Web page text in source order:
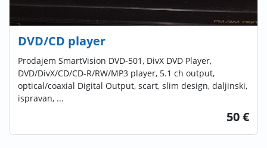
DVD/CD player
Prodajem SmartVision DVD-501, DivX DVD Player,
DVD/DivX/CD/CD-R/RW/MP3 player, 5.1 ch output,
optical/coaxial Digital Output, scart, slim design, daljinski,
ispravan, ...
50 €